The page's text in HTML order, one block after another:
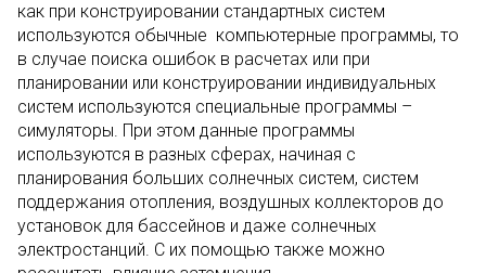
как при конструировании стандартных систем
используются обычные компьютерные программы, то
в случае поиска ошибок в расчетах или при
планировании или конструировании индивидуальных
систем используются специальные программы –
симуляторы. При этом данные программы
используются в разных сферах, начиная с
планирования больших солнечных систем, систем
поддержания отопления, воздушных коллекторов до
установок для бассейнов и даже солнечных
электростанций. С их помощью также можно